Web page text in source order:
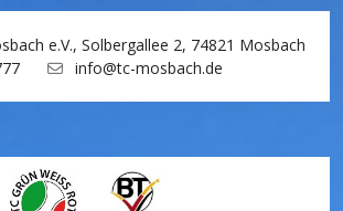
e.V., Solbergallee 2, 74821 Mosbach
info@tc-mosbach.de